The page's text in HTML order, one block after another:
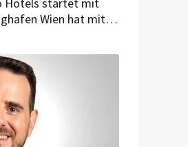
Wien hat mit
eröffnet.
Design.